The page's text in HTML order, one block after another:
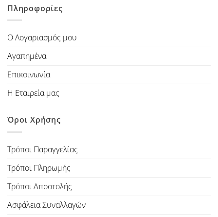
Πληροφορίες
Ο Λογαριασμός μου
Αγαπημένα
Επικοινωνία
Η Εταιρεία μας
Όροι Χρήσης
Τρόποι Παραγγελίας
Τρόποι Πληρωμής
Τρόποι Αποστολής
Ασφάλεια Συναλλαγών